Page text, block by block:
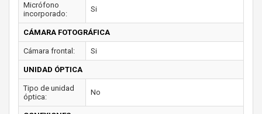
Micrófono
incorporado:
Si
CÁMARA FOTOGRÁFICA
Cámara frontal: Si
UNIDAD ÓPTICA
Tipo de unidad
óptica:
No